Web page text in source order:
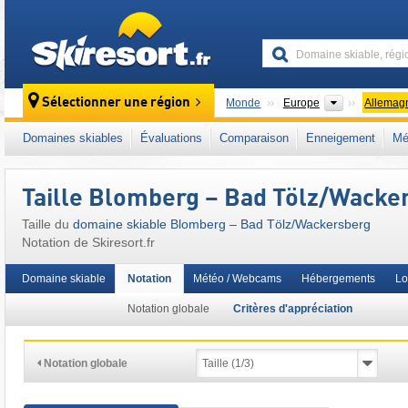
Sélectionner une région Monde Europe Continents
Ce domaine skiable se situe aussi dans :
Bavière du Sud
Alpes nord-orientales
Union européenne
Domaines skiables Évaluations Comparaison Enneigement
Taille Blomberg – Bad Tölz/​
Taille du domaine skiable Blomberg – Bad Tölz/​Wackersberg
Notation de Skiresort.fr
Domaine skiable Notation
Notation globale Critères d'appréciation
Météo / Webcams Hébergements
Notation globale